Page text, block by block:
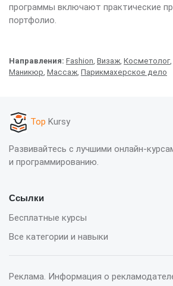
программы включают практические
портфолио.
Направления: Fashion, Визаж, Косметолог,
Маникюр, Массаж, Парикмахерское дело
Top Kursy
Развивайтесь с лучшими онлайн-
и программированию.
Ссылки
Бесплатные курсы
Все категории и навыки
Реклама. Информация о